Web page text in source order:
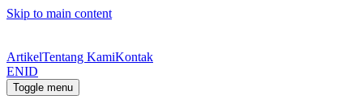
Skip to main content
ArtikelTentang KamiKontak
ENID
Toggle menu